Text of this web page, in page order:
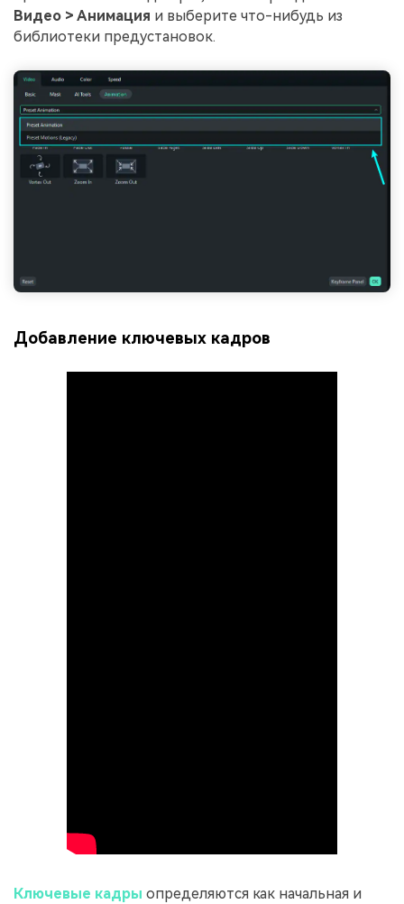
Видео > Анимация и выберите что-нибудь из
библиотеки предустановок.
Добавление ключевых кадров
Ключевые кадры определяются как начальная и